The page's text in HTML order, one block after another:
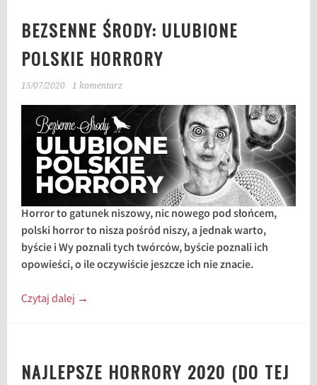
BEZSENNE ŚRODY: ULUBIONE
POLSKIE HORRORY
15/07/2020 1 komentarz
Horror to gatunek niszowy, nic nowego pod słońcem,
polski horror to nisza pośród niszy, a jednak warto,
byście i Wy poznali tych twórców, byście poznali ich
opowieści, o ile oczywiście jeszcze ich nie znacie.
Czytaj dalej →
NAJLEPSZE HORRORY 2020 (DO TEJ